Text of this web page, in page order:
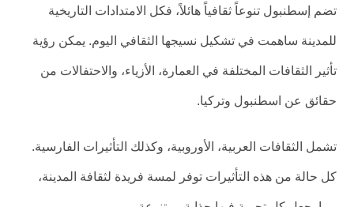
تضم إسطنبول تنوعاً ثقافياً هائلاً، فكل الامتدادات التاريخية
للمدينة ساهمت في تشكيل نسيجها الثقافي اليوم. يمكن رؤية
تأثير الثقافات المختلفة في العمارة، الأزياء، والاحتفالات من
حقائق عن اسطنبول وتركيا.
تشمل الثقافات العربية، الأوروبية، وكذلك التأثيرات الفارسية.
كل حالة من هذه التأثيرات توفر لمسة فريدة لثقافة المدينة،